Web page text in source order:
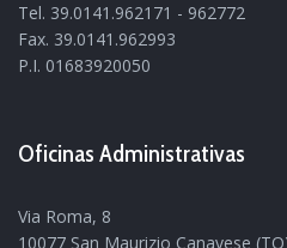
Tel. 39.0141.962171 - 962772
Fax. 39.0141.962993
P.I. 01683920050
Oficinas Administrativas
Via Roma, 8
10077 San Maurizio Canavese